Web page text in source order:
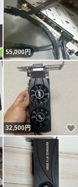
いいね！
55,000円
いいね！
32,500円